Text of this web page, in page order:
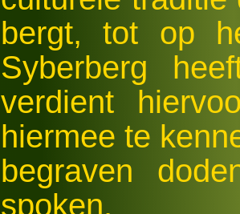
bergt, tot op
Syberberg
verdient
hiermee te
begraven
spoken.